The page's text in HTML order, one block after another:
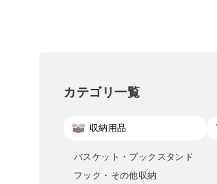
カテゴリ一覧
収納用品
バスケット・ブックスタンド
フック・その他収納